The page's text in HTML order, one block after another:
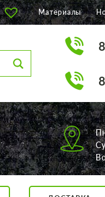
Материалы